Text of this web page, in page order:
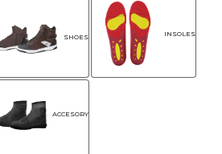
SHOES INSOLES
ACCESORY